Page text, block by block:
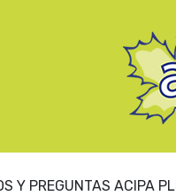
Y PREGUNTAS ACIPA